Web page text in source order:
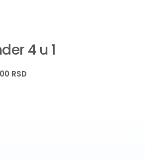
2 kg
zalogaju.
4 u 1
RSD